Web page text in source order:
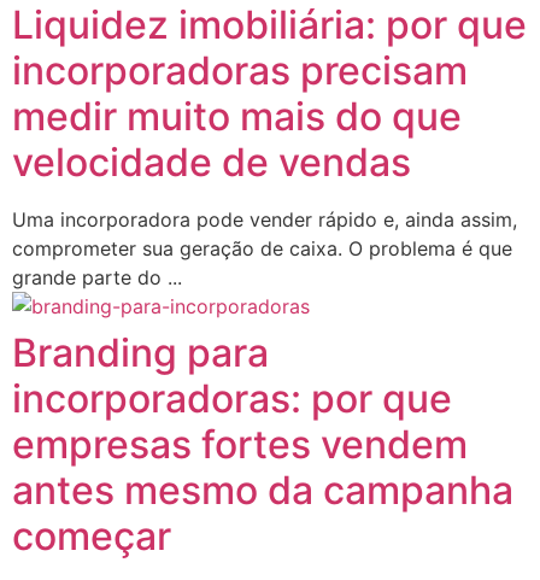
Liquidez imobiliária: por que
incorporadoras precisam
medir muito mais do que
velocidade de vendas
Uma incorporadora pode vender rápido e, ainda assim,
comprometer sua geração de caixa. O problema é que
grande parte do ...
Branding para
incorporadoras: por que
empresas fortes vendem
antes mesmo da campanha
começar